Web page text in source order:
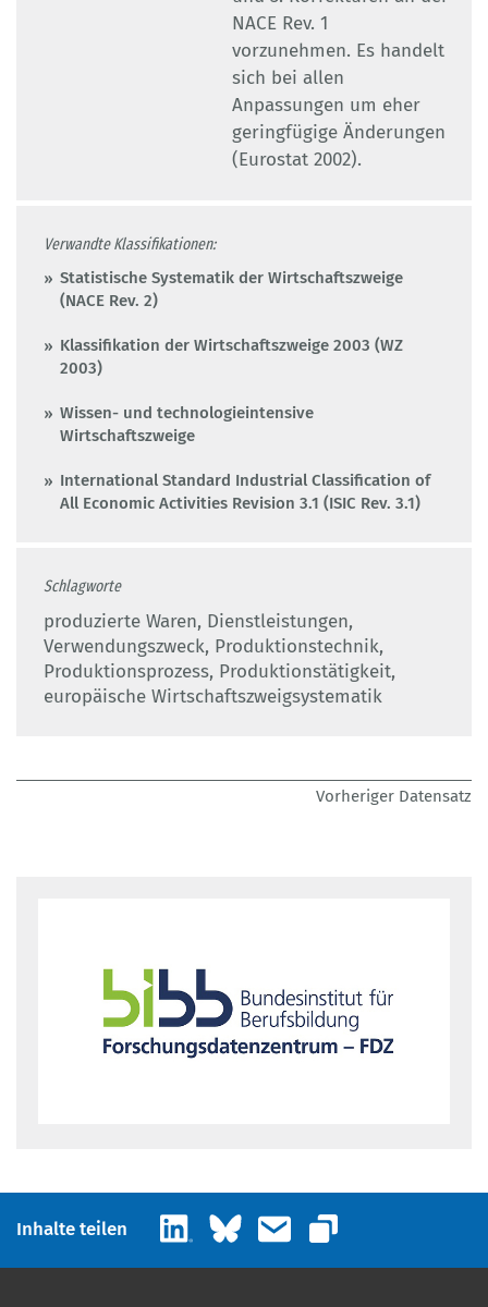
NACE Rev. 1
vorzunehmen. Es handelt
sich bei allen
Anpassungen um eher
geringfügige Änderungen
(Eurostat 2002).
Verwandte Klassifikationen:
Statistische Systematik der Wirtschaftszweige
(NACE Rev. 2)
Klassifikation der Wirtschaftszweige 2003 (WZ
2003)
Wissen- und technologieintensive
Wirtschaftszweige
International Standard Industrial Classification of
All Economic Activities Revision 3.1 (ISIC Rev. 3.1)
Schlagworte
produzierte Waren, Dienstleistungen,
Verwendungszweck, Produktionstechnik,
Produktionsprozess, Produktionstätigkeit,
europäische Wirtschaftszweigsystematik
Vorheriger Datensatz
Inhalte teilen LinkedInBlueskyE-Mail
Link kopieren